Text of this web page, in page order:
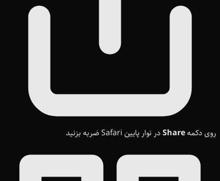
روی دکمهShare در نوار پایین Safari ضربه بزنید